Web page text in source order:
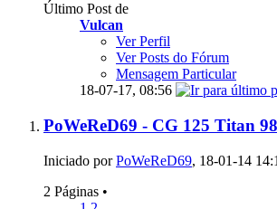
Último Post de
Vulcan
Ver Perfil
Ver Posts do Fórum
Mensagem Particular
18-07-17, 08:56
PoWeReD69 - CG 125 Titan 98
Iniciado porPoWeReD69, 18-01-14
2 Páginas •